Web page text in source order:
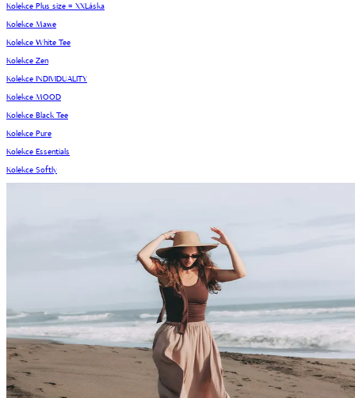
Kolekce Plus size = XXLáska
Kolekce Mawe
Kolekce White Tee
Kolekce Zen
Kolekce INDIVIDUALITY
Kolekce MOOD
Kolekce Black Tee
Kolekce Pure
Kolekce Essentials
Kolekce Softly